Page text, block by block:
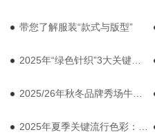
带您了解服装“款式与版型”
2025年“绿色针织”3大关键趋势
2025/26年秋冬品牌秀场牛仔流行趋势
2025年夏季关键流行色彩：粉色系